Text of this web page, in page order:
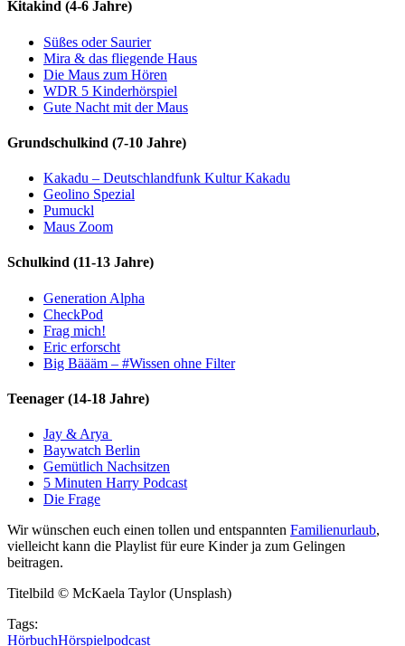
Kitakind (4-6 Jahre)
Süßes oder Saurier
Mira & das fliegende Haus
Die Maus zum Hören
WDR 5 Kinderhörspiel
Gute Nacht mit der Maus
Grundschulkind (7-10 Jahre)
Kakadu – Deutschlandfunk Kultur Kakadu
Geolino Spezial
Pumuckl
Maus Zoom
Schulkind (11-13 Jahre)
Generation Alpha
CheckPod
Frag mich!
Eric erforscht
Big Bäääm – #Wissen ohne Filter
Teenager (14-18 Jahre)
Jay & Arya
Baywatch Berlin
Gemütlich Nachsitzen
5 Minuten Harry Podcast
Die Frage
Wir wünschen euch einen tollen und entspannten Familienurlaub,
vielleicht kann die Playlist für eure Kinder ja zum Gelingen
beitragen.
Titelbild © McKaela Taylor (Unsplash)
Tags:
HörbuchHörspielpodcast